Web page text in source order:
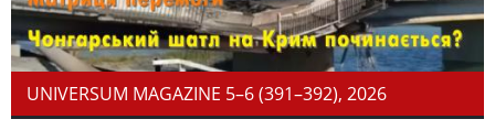
UNIVERSUM MAGAZINE 5–6 (391–392), 2026